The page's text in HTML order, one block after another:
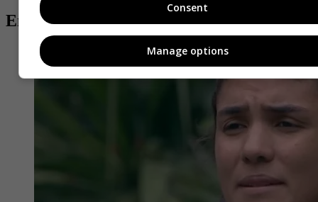
Entradas relacionadas
Consent
Manage options